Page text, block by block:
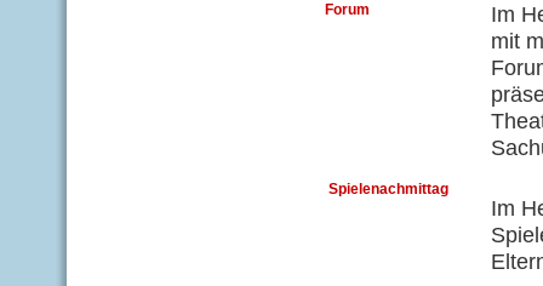
Forum
Im
mit
Spielenachmittag
Im